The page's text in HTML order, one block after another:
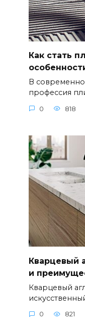
Как стать
В
профессия
0 818
Кварцевый
и
Кварцевый
0 821